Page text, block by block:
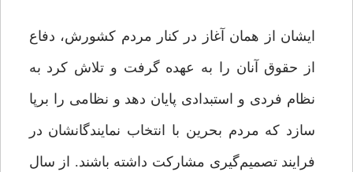
ایشان از همان آغاز در کنار مردم کشورش، دفاع
از حقوق آنان را به عهده گرفت و تلاش کرد به
نظام فردی و استبدادی پایان دهد و نظامی را برپا
سازد که مردم بحرین با انتخاب نمایندگانشان در
فرایند تصمیم‌گیری مشارکت داشته باشند. از سال